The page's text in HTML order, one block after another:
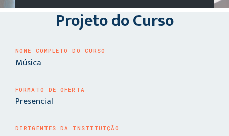
Projeto do Curso
NOME COMPLETO DO CURSO
Música
FORMATO DE OFERTA
Presencial
DIRIGENTES DA INSTITUIÇÃO